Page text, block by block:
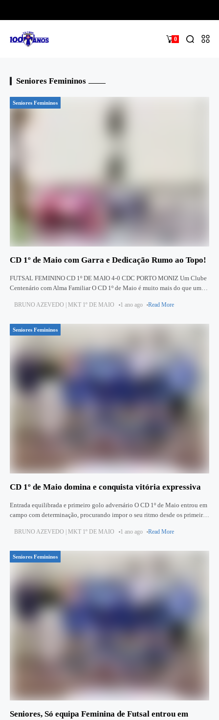
0
Seniores Femininos
Seniores Femininos
CD 1º de Maio com Garra e Dedicação Rumo ao Topo!
FUTSAL FEMININO CD 1º DE MAIO 4-0 CDC PORTO MONIZ Um Clube
Centenário com Alma Familiar O CD 1º de Maio é muito mais do que um
BRUNO AZEVEDO | MKT 1º DE MAIO 1 ano ago Read More
Seniores Femininos
CD 1º de Maio domina e conquista vitória expressiva
Entrada equilibrada e primeiro golo adversário O CD 1º de Maio entrou em
campo com determinação, procurando impor o seu ritmo desde os primeiros
BRUNO AZEVEDO | MKT 1º DE MAIO 1 ano ago Read More
Seniores Femininos
Seniores, Só equipa Feminina de Futsal entrou em